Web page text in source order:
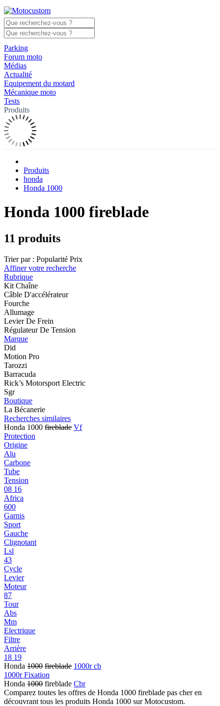
Parking
Forum moto
Médias
Actualité
Equipement du motard
Mécanique moto
Tests
Produits
Produits
honda
Honda 1000
Honda 1000 fireblade
11 produits
Trier par : Popularité Prix
Affiner votre recherche
Rubrique
Kit Chaîne
Câble D'accélérateur
Fourche
Allumage
Levier De Frein
Régulateur De Tension
Marque
Did
Motion Pro
Tarozzi
Barracuda
Rick’s Motorsport Electric
Sgr
Boutique
La Bécanerie
Recherches similaires
Honda 1000 fireblade Vf
Protection
Origine
Alu
Carbone
Tube
Tension
08 16
Africa
600
Garnis
Sport
Gauche
Clignotant
Lsl
43
Cycle
Levier
Moteur
87
Tour
Abs
Mm
Electrique
Filtre
Arrière
18 19
Honda 1000 fireblade 1000r cb
1000r Fixation
Honda 1000 fireblade Cbr
Comparez toutes les offres de Honda 1000 fireblade pas cher en
découvrant tous les produits Honda 1000 sur Motocustom.